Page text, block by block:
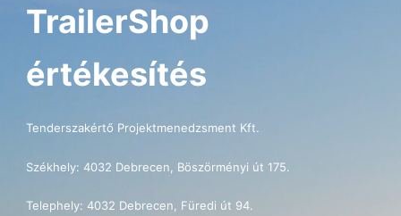
TrailerShop
értékesítés
Tenderszakértő Projektmenedzsment Kft.
Székhely: 4032 Debrecen, Böszörményi út 175.
Telephely: 4032 Debrecen, Füredi út 94.